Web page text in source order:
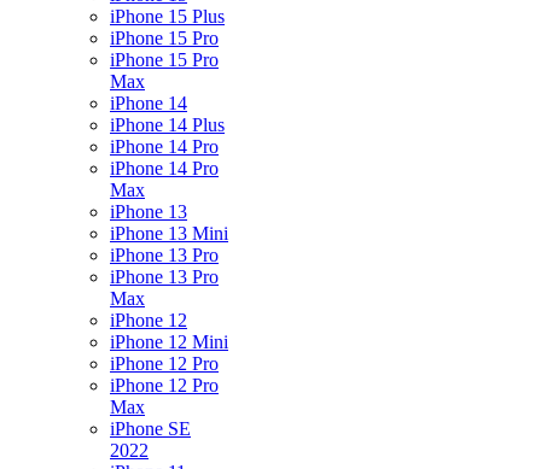
iPhone 15 Plus
iPhone 15 Pro
iPhone 15 Pro
Max
iPhone 14
iPhone 14 Plus
iPhone 14 Pro
iPhone 14 Pro
Max
iPhone 13
iPhone 13 Mini
iPhone 13 Pro
iPhone 13 Pro
Max
iPhone 12
iPhone 12 Mini
iPhone 12 Pro
iPhone 12 Pro
Max
iPhone SE
2022